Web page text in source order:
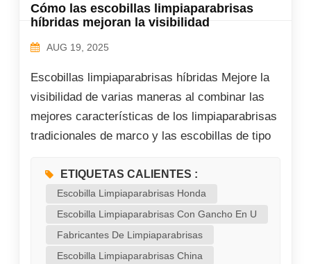
Cómo las escobillas limpiaparabrisas
híbridas mejoran la visibilidad
AUG 19, 2025
Escobillas limpiaparabrisas híbridas Mejore la
visibilidad de varias maneras al combinar las
mejores características de los limpiaparabrisas
tradicionales de marco y las escobillas de tipo
Distribución uniforme de la presión Las
escobillas limpiaparabrisas híbridas utilizan una
combinación de un marco resistente (como las
escobillas limpiaparabrisas estándar) y una
cubierta de goma flexible (como las escobillas
ETIQUETAS CALIENTES :
Escobilla Limpiaparabrisas Honda
Escobilla Limpiaparabrisas Con Gancho En U
Fabricantes De Limpiaparabrisas
Escobilla Limpiaparabrisas China